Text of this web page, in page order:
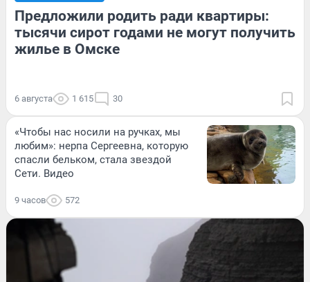
Предложили родить ради квартиры:
тысячи сирот годами не могут получить
жилье в Омске
6 августа 1 615 30
«Чтобы нас носили на ручках, мы
любим»: нерпа Сергеевна, которую
спасли бельком, стала звездой
Сети. Видео
9 часов 572